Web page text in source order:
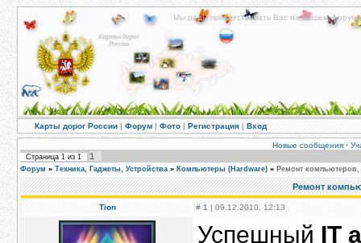
Мы рады приветствовать Вас на нашем
Карты дорог России | Форум | Фото | Регистрация | Вход
Новые сообщения·
Страница 1 из 1 1
Форум » Техника, Гаджеты, Устройства » Компьютеры (Hardware) » Ремонт
Ремонт
Tion # 1 | 09.12.2010, 12:13
Успешный IT